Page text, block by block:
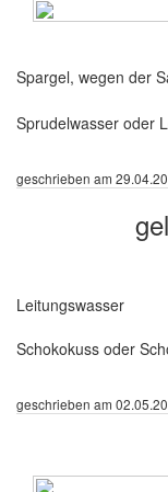
Spargel, wegen der
Sprudelwasser oder
geschrieben am
Leitungswasser
Schokokuss oder
geschrieben am